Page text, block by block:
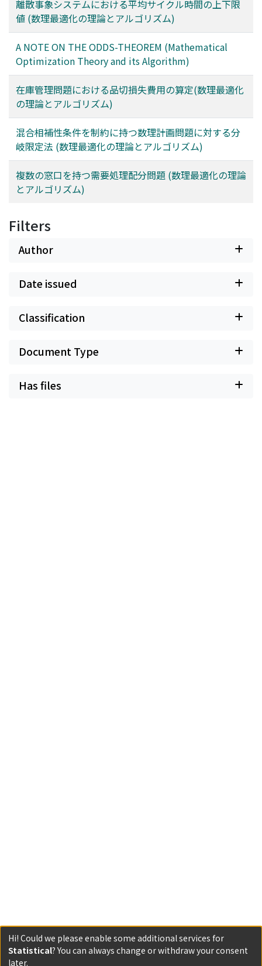
離散事象システムにおける平均サイクル時間の上下限
値 (数理最適化の理論とアルゴリズム)
A NOTE ON THE ODDS-THEOREM (Mathematical
Optimization Theory and its Algorithm)
在庫管理問題における品切損失費用の算定(数理最適化
の理論とアルゴリズム)
混合相補性条件を制約に持つ数理計画問題に対する分
岐限定法 (数理最適化の理論とアルゴリズム)
複数の窓口を持つ需要処理配分問題 (数理最適化の理論
とアルゴリズム)
Filters
Author
Date issued
Classification
Document Type
Has files
Powered by DSpace and JAIRO Crawler-List
Hi! Could we please enable some additional services for
Statistical? You can always change or withdraw your consent
later.